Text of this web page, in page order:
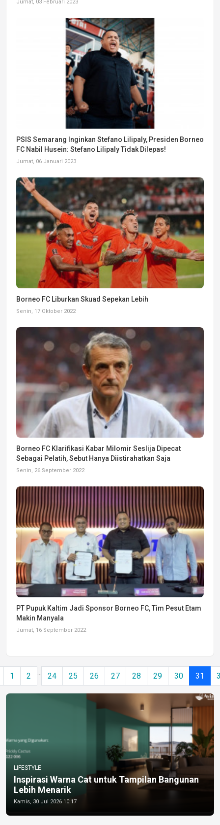
Jumat, 03 Februari 2023
PSIS Semarang Inginkan Stefano Lilipaly, Presiden Borneo
FC Nabil Husein: Stefano Lilipaly Tidak Dilepas!
Jumat, 06 Januari 2023
Borneo FC Liburkan Skuad Sepekan Lebih
Senin, 17 Oktober 2022
Borneo FC Klarifikasi Kabar Milomir Seslija Dipecat
Sebagai Pelatih, Sebut Hanya Diistirahatkan Saja
Senin, 26 September 2022
PT Pupuk Kaltim Jadi Sponsor Borneo FC, Tim Pesut Etam
Makin Manyala
Jumat, 16 September 2022
1 2 ... 24 25 26 27 28 29 30 31
LIFESTYLE
Inspirasi Warna Cat untuk Tampilan Bangunan
Lebih Menarik
Kamis, 30 Jul 2026 10:17